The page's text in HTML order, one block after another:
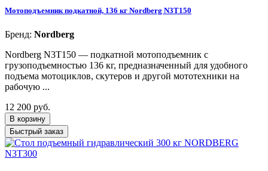
Мотоподъемник подкатной, 136 кг Nordberg N3T150
Бренд: Nordberg
Nordberg N3T150 — подкатной мотоподъемник с
грузоподъемностью 136 кг, предназначенный для удобного
подъема мотоциклов, скутеров и другой мототехники на
рабочую ...
12 200 руб.
В корзину
Быстрый заказ